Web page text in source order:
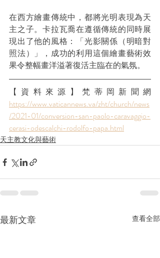
在西方繪畫傳統中，都將光明表現為天
主之子。卡拉瓦喬在遵循傳統的同時展
現出了他的風格：「光影關係（明暗對
照法）」，成功的利用這個繪畫藝術效
果令整幅畫洋溢著復活主臨在的氣氛。
https://www.vaticannews.va/zht/church/news
/2021-01/conversion-san-paolo-caravaggio-
cerasi-odescalchi-rodolfo-papa.html
天主教文化與藝術
最新文章 查看全部